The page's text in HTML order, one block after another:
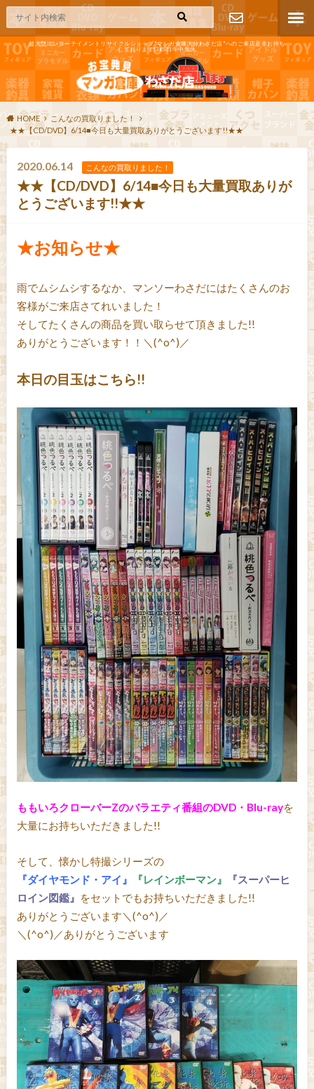
超大型エンターテイメントリサイクルショップ"マンガ倉庫大分わさだ店"へのご来店是非お待ち
しております!365日年中無休
お問い合わ
せ
HOME
こんなの買取りました！
★★【CD/DVD】6/14■今日も大量買取ありがとうございます!!★★
2020.06.14 こんなの買取りました！
★★【CD/DVD】6/14■今日も大量買取ありが
とうございます!!★★
★お知らせ★
雨でムシムシするなか、マンソーわさだにはたくさんのお
客様がご来店さてれいました！
そしてたくさんの商品を買い取らせて頂きました!!
ありがとうございます！！＼(^o^)／
本日の目玉はこちら!!
ももいろクローバーZのバラエティ番組のDVD・Blu-rayを
大量にお持ちいただきました!!
そして、懐かし特撮シリーズの
『ダイヤモンド・アイ』
『レインボーマン』
『スーパーヒ
ロイン図鑑』 をセットでもお持ちいただきました!!
ありがとうございます＼(^o^)／
＼(^o^)／ありがとうございます